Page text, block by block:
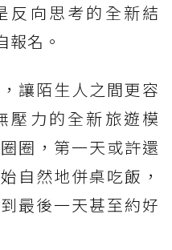
反向思考的全新結
報名。
讓陌生人之間更容
壓力的全新旅遊模
圈，第一天或許還
自然地併桌吃飯，
最後一天甚至約好